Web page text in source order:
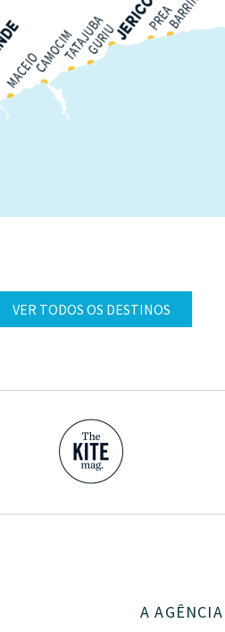
VER TODOS OS DESTINOS
A AGÊNCIA